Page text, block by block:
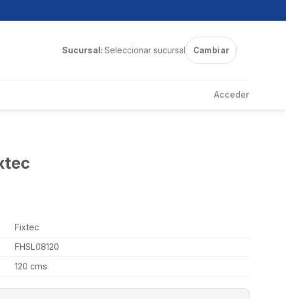
Sucursal: Seleccionar sucursal Cambiar
Acceder
Fixtec
FHSL08120
120 cms